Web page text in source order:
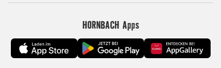
HORNBACH Apps